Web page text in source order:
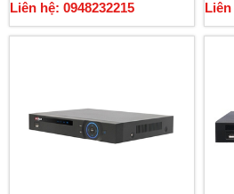
Liên hệ: 0948232215 Liên